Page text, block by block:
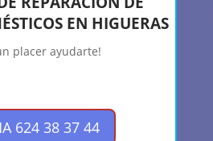
EN HIGUERAS
placer ayudarte!
624 38 37 44